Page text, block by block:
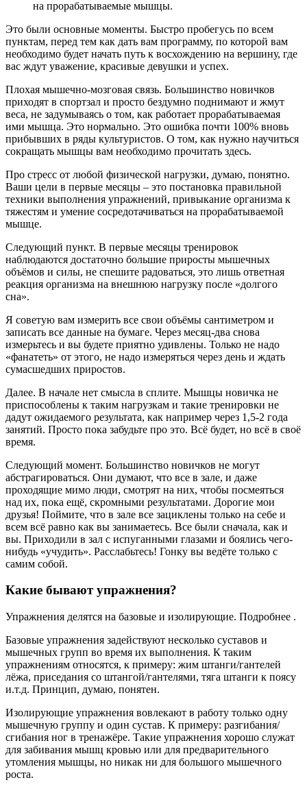
на прорабатываемые мышцы.
Это были основные моменты. Быстро пробегусь по всем
пунктам, перед тем как дать вам программу, по которой вам
необходимо будет начать путь к восхождению на вершину, где
вас ждут уважение, красивые девушки и успех.
Плохая мышечно-мозговая связь. Большинство новичков
приходят в спортзал и просто бездумно поднимают и жмут
веса, не задумываясь о том, как работает прорабатываемая
ими мышца. Это нормально. Это ошибка почти 100% вновь
прибывших в ряды культуристов. О том, как нужно научиться
сокращать мышцы вам необходимо прочитать здесь.
Про стресс от любой физической нагрузки, думаю, понятно.
Ваши цели в первые месяцы – это постановка правильной
техники выполнения упражнений, привыкание организма к
тяжестям и умение сосредотачиваться на прорабатываемой
мышце.
Следующий пункт. В первые месяцы тренировок
наблюдаются достаточно большие приросты мышечных
объёмов и силы, не спешите радоваться, это лишь ответная
реакция организма на внешнюю нагрузку после «долгого
сна».
Я советую вам измерить все свои объёмы сантиметром и
записать все данные на бумаге. Через месяц-два снова
измерьтесь и вы будете приятно удивлены. Только не надо
«фанатеть» от этого, не надо измеряться через день и ждать
сумасшедших приростов.
Далее. В начале нет смысла в сплите. Мышцы новичка не
приспособлены к таким нагрузкам и такие тренировки не
дадут ожидаемого результата, как например через 1,5-2 года
занятий. Просто пока забудьте про это. Всё будет, но всё в своё
время.
Следующий момент. Большинство новичков не могут
абстрагироваться. Они думают, что все в зале, и даже
проходящие мимо люди, смотрят на них, чтобы посмеяться
над их, пока ещё, скромными результатами. Дорогие мои
друзья! Поймите, что в зале все зациклены только на себе и
всем всё равно как вы занимаетесь. Все были сначала, как и
вы. Приходили в зал с испуганными глазами и боялись чего-
нибудь «учудить». Расслабьтесь! Гонку вы ведёте только с
самим собой.
Какие бывают упражнения?
Упражнения делятся на базовые и изолирующие. Подробнее .
Базовые упражнения задействуют несколько суставов и
мышечных групп во время их выполнения. К таким
упражнениям относятся, к примеру: жим штанги/гантелей
лёжа, приседания со штангой/гантелями, тяга штанги к поясу
и.т.д. Принцип, думаю, понятен.
Изолирующие упражнения вовлекают в работу только одну
мышечную группу и один сустав. К примеру: разгибания/
сгибания ног в тренажёре. Такие упражнения хорошо служат
для забивания мышц кровью или для предварительного
утомления мышцы, но никак ни для большого мышечного
роста.